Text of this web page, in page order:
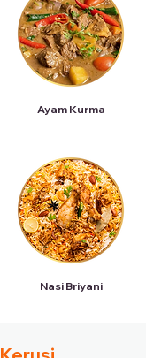
Ayam Kurma
Nasi Briyani